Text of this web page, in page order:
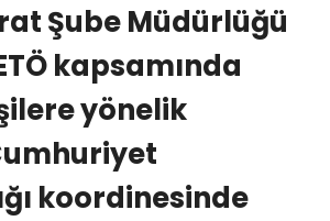
Şube Müdürlüğü
kapsamında
yönelik
koordinesinde